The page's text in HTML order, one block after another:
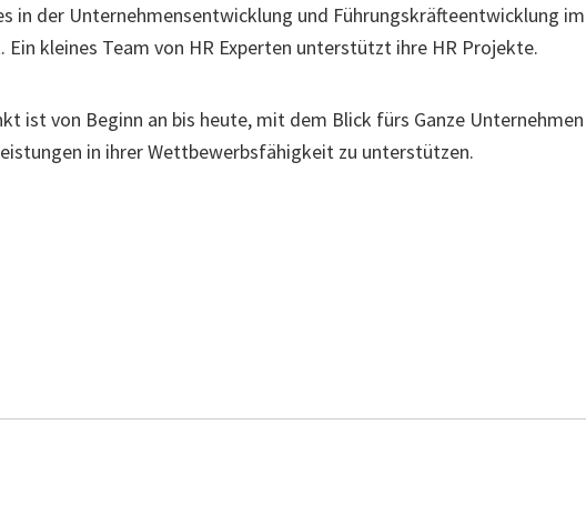
in der Unternehmensentwicklung und Führungskräfteentwicklung
Ein kleines Team von HR Experten unterstützt ihre HR Projekte.
ist von Beginn an bis heute, mit dem Blick fürs Ganze
in ihrer Wettbewerbsfähigkeit zu unterstützen.